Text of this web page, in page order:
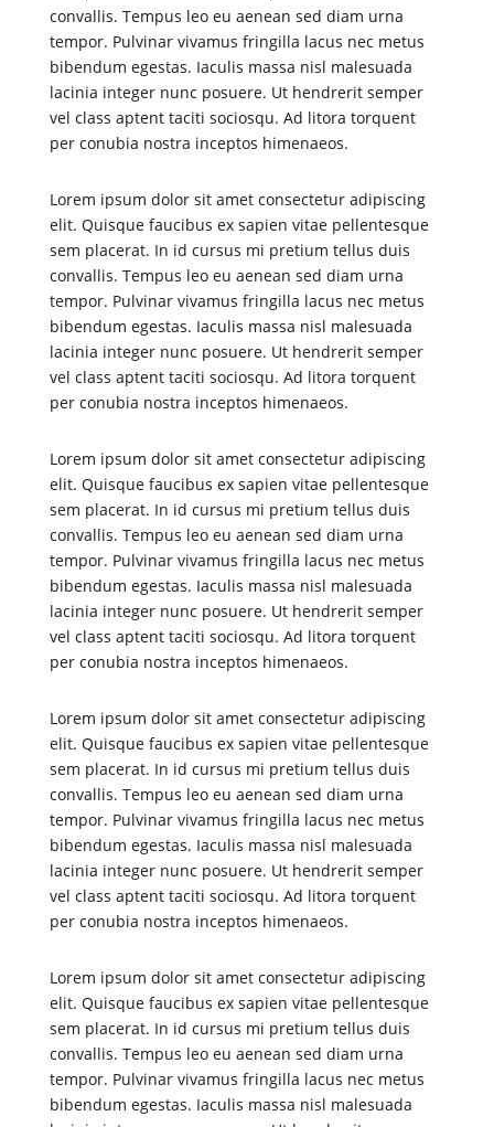
convallis. Tempus leo eu aenean sed diam urna
tempor. Pulvinar vivamus fringilla lacus nec metus
bibendum egestas. Iaculis massa nisl malesuada
lacinia integer nunc posuere. Ut hendrerit semper
vel class aptent taciti sociosqu. Ad litora torquent
per conubia nostra inceptos himenaeos.
Lorem ipsum dolor sit amet consectetur adipiscing
elit. Quisque faucibus ex sapien vitae pellentesque
sem placerat. In id cursus mi pretium tellus duis
convallis. Tempus leo eu aenean sed diam urna
tempor. Pulvinar vivamus fringilla lacus nec metus
bibendum egestas. Iaculis massa nisl malesuada
lacinia integer nunc posuere. Ut hendrerit semper
vel class aptent taciti sociosqu. Ad litora torquent
per conubia nostra inceptos himenaeos.
Lorem ipsum dolor sit amet consectetur adipiscing
elit. Quisque faucibus ex sapien vitae pellentesque
sem placerat. In id cursus mi pretium tellus duis
convallis. Tempus leo eu aenean sed diam urna
tempor. Pulvinar vivamus fringilla lacus nec metus
bibendum egestas. Iaculis massa nisl malesuada
lacinia integer nunc posuere. Ut hendrerit semper
vel class aptent taciti sociosqu. Ad litora torquent
per conubia nostra inceptos himenaeos.
Lorem ipsum dolor sit amet consectetur adipiscing
elit. Quisque faucibus ex sapien vitae pellentesque
sem placerat. In id cursus mi pretium tellus duis
convallis. Tempus leo eu aenean sed diam urna
tempor. Pulvinar vivamus fringilla lacus nec metus
bibendum egestas. Iaculis massa nisl malesuada
lacinia integer nunc posuere. Ut hendrerit semper
vel class aptent taciti sociosqu. Ad litora torquent
per conubia nostra inceptos himenaeos.
Lorem ipsum dolor sit amet consectetur adipiscing
elit. Quisque faucibus ex sapien vitae pellentesque
sem placerat. In id cursus mi pretium tellus duis
convallis. Tempus leo eu aenean sed diam urna
tempor. Pulvinar vivamus fringilla lacus nec metus
bibendum egestas. Iaculis massa nisl malesuada